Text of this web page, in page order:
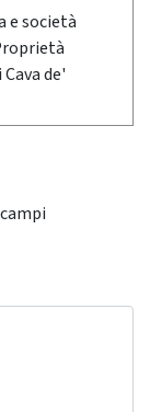
e società
de'